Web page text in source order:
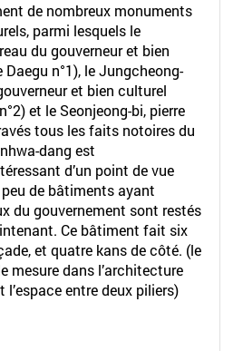
de nombreux monuments
parmi lesquels le
du gouverneur et bien
n°1), le Jungcheong-
et bien culturel
et le Seonjeong-bi, pierre
tous les faits notoires du
dang est
d’un point de vue
de bâtiments ayant
du gouvernement sont restés
Ce bâtiment fait six
et quatre kans de côté. (le
mesure dans l’architecture
l’espace entre deux piliers)